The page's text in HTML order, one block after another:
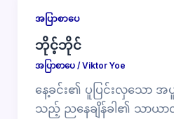
အပြာစာပေ
ဘိုင့်ဘိုင်
အပြာစာပေ/Viktor Yoe
နေ့ခင်း၏ ပူပြင်းလှသော အပူရှိ
သည့် ညနေချိန်ခါ၏ သာယာ